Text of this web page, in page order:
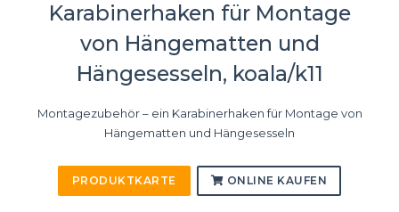
Karabinerhaken für Montage
von Hängematten und
Hängesesseln, koala/k11
Montagezubehör – ein Karabinerhaken für Montage von
Hängematten und Hängesesseln
PRODUKTKARTE ONLINE KAUFEN